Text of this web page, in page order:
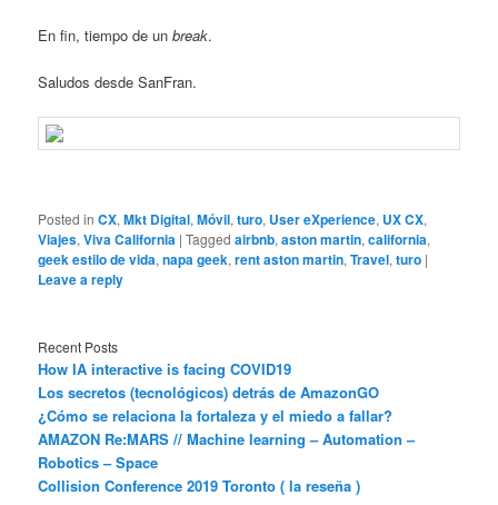
En fin, tiempo de unbreak.
Saludos desde SanFran.
Posted in CX,Mkt Digital,Móvil,turo, User eXperience, UX CX,
Viajes,Viva California |Tagged airbnb,aston martin,california,
geek estilo de vida,napa geek,rent aston martin,Travel,turo |
Leave a reply
Recent Posts
How IA interactive is facing COVID19
Los secretos (tecnológicos) detrás de AmazonGO
¿Cómo se relaciona la fortaleza y el miedo a fallar?
AMAZON Re:MARS // Machine learning – Automation –
Robotics – Space
Collision Conference 2019 Toronto ( la reseña )